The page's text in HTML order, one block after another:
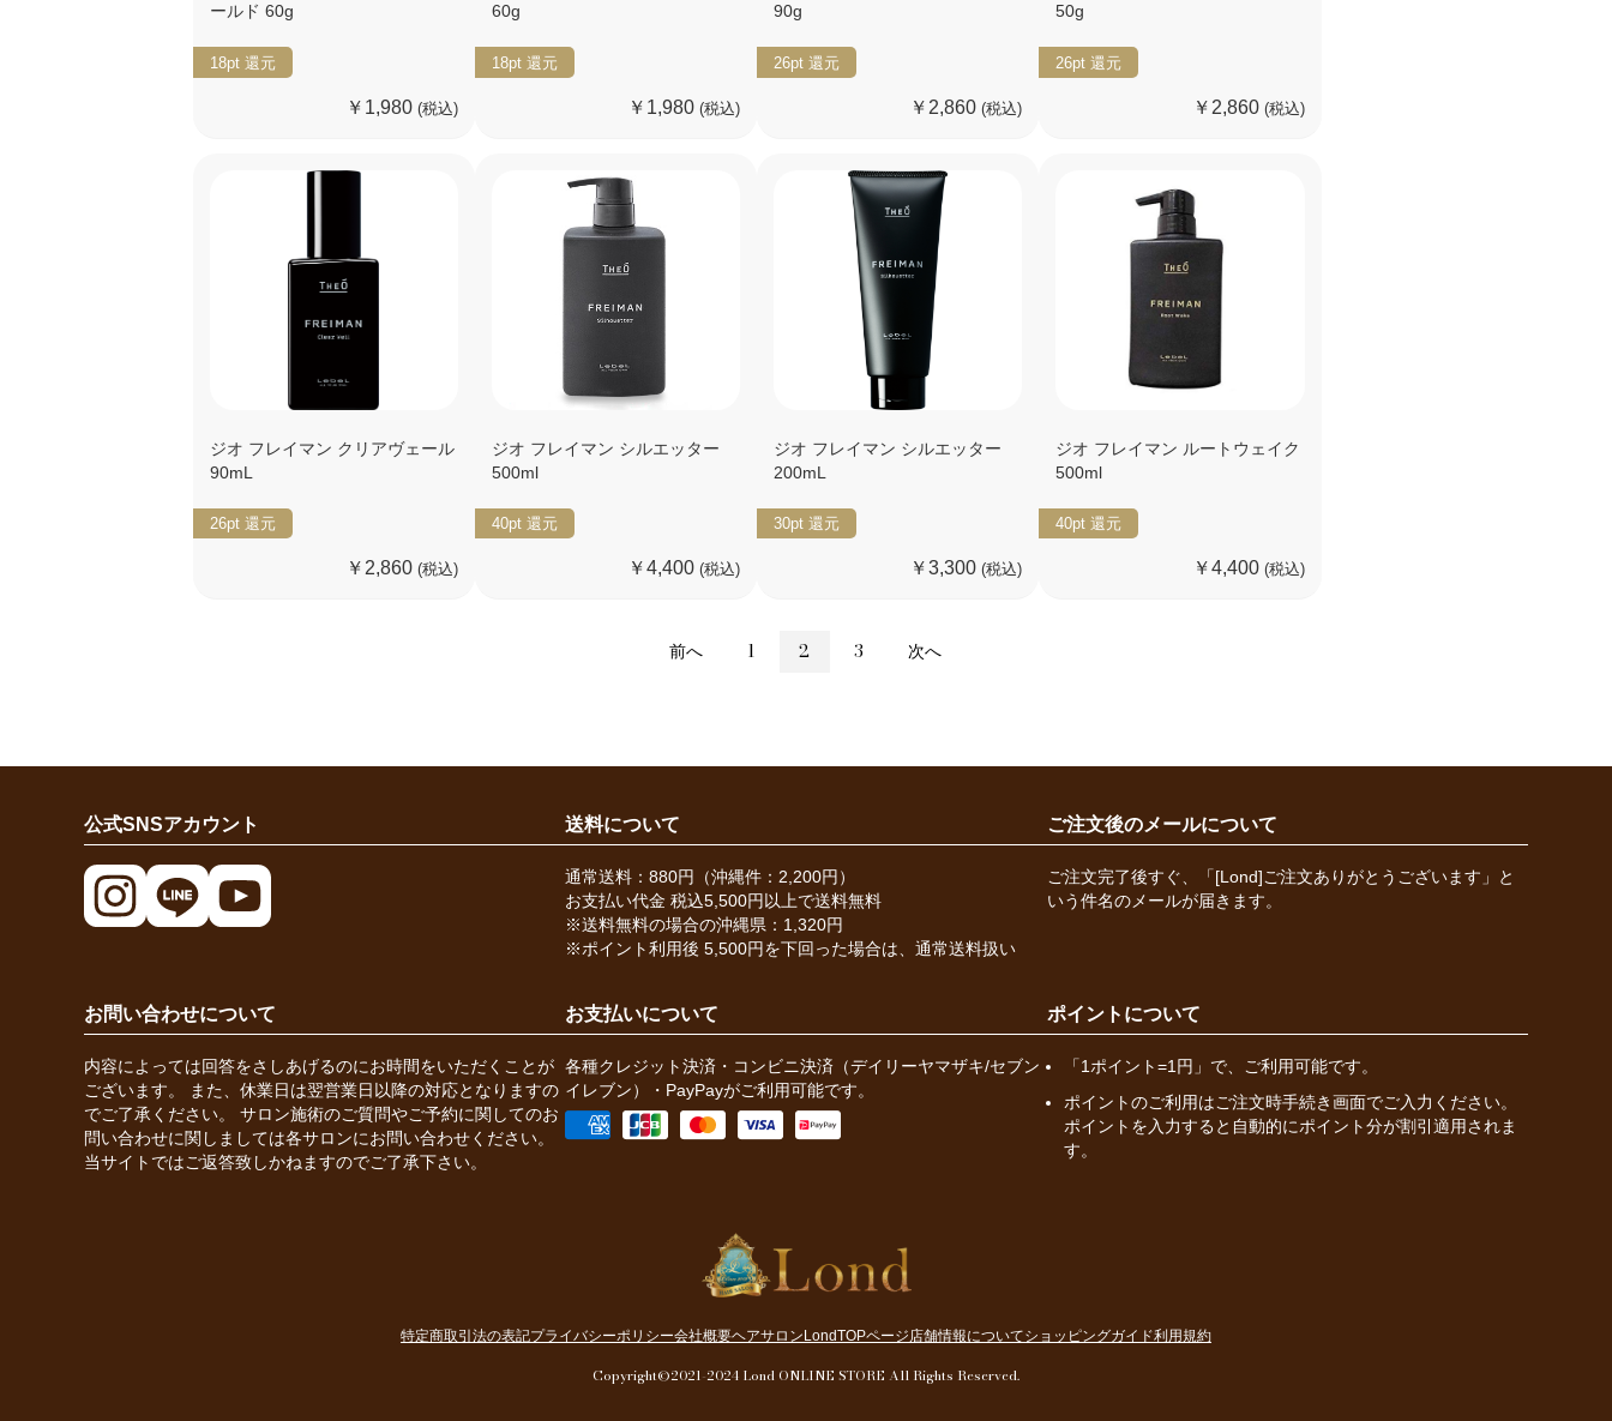
ールド 60g
18pt 還元
￥1,980 (税込)
60g
18pt 還元
￥1,980(税込)
90g
26pt 還元
￥2,860(税込)
50g
26pt 還元
￥2,860 (税込)
ジオ フレイマン クリアヴェール
90mL
26pt 還元
￥2,860 (税込)
ジオ フレイマン シルエッター
500ml
40pt 還元
￥4,400(税込)
ジオ フレイマン シルエッター
200mL
30pt 還元
￥3,300(税込)
ジオ フレイマン ルートウェイク
500ml
40pt 還元
￥4,400 (税込)
前へ 1 2 3 次へ
公式SNSアカウント 送料について
通常送料：880円（沖縄件：2,200円）
お支払い代金 税込5,500円以上で送料無料
※送料無料の場合の沖縄県：1,320円
※ポイント利用後 5,500円を下回った場合は、通常送料扱い
ご注文後のメールについて
ご注文完了後すぐ、「[Lond]ご注文ありがとうございます」と
いう件名のメールが届きます。
お問い合わせについて
内容によっては回答をさしあげるのにお時間をいただくことが
ございます。 また、休業日は翌営業日以降の対応となりますの
でご了承ください。 サロン施術のご質問やご予約に関してのお
問い合わせに関しましては各サロンにお問い合わせください。
当サイトではご返答致しかねますのでご了承下さい。
お支払いについて
各種クレジット決済・コンビニ決済（デイリーヤマザキ/セブン
イレブン）・PayPayがご利用可能です。
ポイントについて
「1ポイント=1円」で、ご利用可能です。
ポイントのご利用はご注文時手続き画面でご入力ください。
ポイントを入力すると自動的にポイント分が割引適用されま
す。
特定商取引法の表記プライバシーポリシー会社概要ヘアサロンLondTOPページ店舗情報についてショッピングガイド利用規約
Copyright©2021-2024 Lond ONLINE STORE All Rights Reserved.